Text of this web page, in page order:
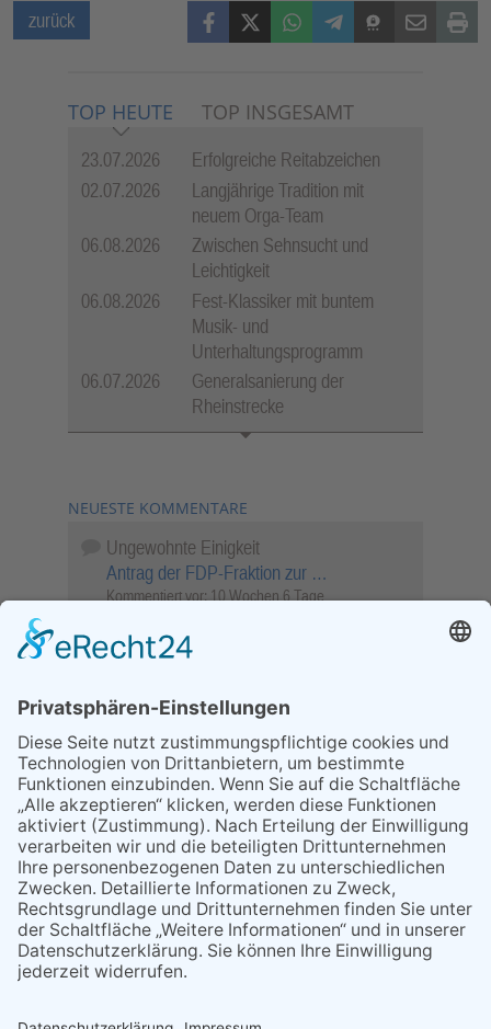
zurück FacebookX (Twitter)WhatsAppTelegramThreemaMail Print
TOP HEUTE TOP INSGESAMT
23.07.2026
Erfolgreiche Reitabzeichen
02.07.2026
Langjährige Tradition mit
neuem Orga-Team
06.08.2026
Zwischen Sehnsucht und
Leichtigkeit
06.08.2026
Fest-Klassiker mit buntem
Musik- und
Unterhaltungsprogramm
06.07.2026
Generalsanierung der
Rheinstrecke
NEUESTE KOMMENTARE
Ungewohnte Einigkeit
Antrag der FDP-Fraktion zur …
Kommentiert vor: 10 Wochen 6 Tage
Objekt …
Kommentiert vor: 26 Wochen 10 Stunden
Sperrung für Wassersportler schlägt hohe
Wellen
Sperrung der Stillgewässer
Kommentiert vor:1 Jahr 50 Wochen
Literarischer Rückblick
Alte Schule
Kommentiert vor:3 Jahre 18 Wochen
Abschaltung der Straßenbeleuchtung
Abschaltung der Strassenbeleuchtung
Kommentiert vor:3 Jahre 29 Wochen